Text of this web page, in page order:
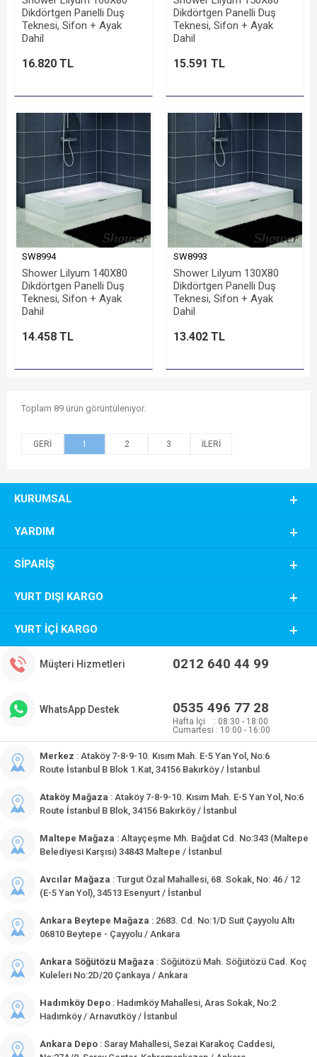
Dikdörtgen Panelli Duş
Teknesi, Sifon + Ayak
Dahil
16.820 TL
Dikdörtgen Panelli Duş
Teknesi, Sifon + Ayak
Dahil
15.591 TL
SW8994
Shower Lilyum 140X80
Dikdörtgen Panelli Duş
Teknesi, Sifon + Ayak
Dahil
14.458 TL
SW8993
Shower Lilyum 130X80
Dikdörtgen Panelli Duş
Teknesi, Sifon + Ayak
Dahil
13.402 TL
Toplam 89 ürün görüntüleniyor.
1 2 3
KURUMSAL
YARDIM
SIPARIŞ
YURT DIŞI KARGO
YURT İÇI KARGO
Müşteri Hizmetleri 0212 640 44 99
WhatsApp Destek 0535 496 77 28
Hafta İçi : 08:30 - 18:00
Cumartesi : 10:00 - 16:00
Merkez : Ataköy 7-8-9-10. Kısım Mah. E-5 Yan Yol, No:6
Route İstanbul B Blok 1.Kat, 34156 Bakırköy / İstanbul
Ataköy Mağaza : Ataköy 7-8-9-10. Kısım Mah. E-5 Yan Yol, No:6
Route İstanbul B Blok, 34156 Bakırköy / İstanbul
Maltepe Mağaza : Altayçeşme Mh. Bağdat Cd. No:343 (Maltepe
Belediyesi Karşısı) 34843 Maltepe / İstanbul
Avcılar Mağaza : Turgut Özal Mahallesi, 68. Sokak, No: 46 / 12
(E-5 Yan Yol), 34513 Esenyurt / İstanbul
Ankara Beytepe Mağaza : 2683. Cd. No:1/D Suit Çayyolu Altı
06810 Beytepe - Çayyolu / Ankara
Ankara Söğütözü Mağaza : Söğütözü Mah. Söğütözü Cad. Koç
Kuleleri No:2D/20 Çankaya / Ankara
Hadımköy Depo : Hadımköy Mahallesi, Aras Sokak, No:2
Hadımköy / Arnavutköy / İstanbul
Ankara Depo : Saray Mahallesi, Sezai Karakoç Caddesi,